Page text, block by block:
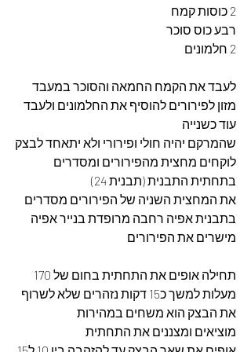
2 כוסות קמח
רבע כוס סוכר
2 חלמונים
לעבד את הקמח החמאה והסוכר במעבד
מזון לפירורים להוסיף את החלמונים ולעבד
עוד כשנייה
שהמרקם יהיה חולי ופירורי ולא יתאחד לבצק
לוקחים מחצית מהפירורים ומסדרים
בתחתית התבנית (תבנית 24)
את המחצית השניה של הפירורים מסדרים
בתבנית אפיה רחבה מרופדת בנייר אפיה
מישרים את הפירורים
מעלות למשך כ15 דקות נזהרים שלא לשרוף
את הבצק הוא משחים במהירות
מוציאים ומצננים את התחתית